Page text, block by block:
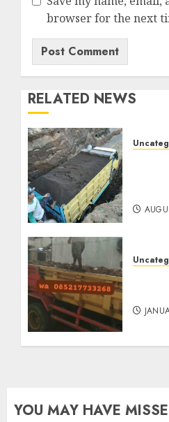
browser for the next
RELATED NEWS
YOU MAY HAVE